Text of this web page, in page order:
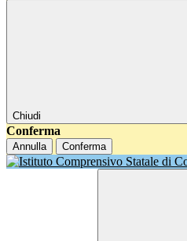
Chiudi
Conferma
Annulla Conferma